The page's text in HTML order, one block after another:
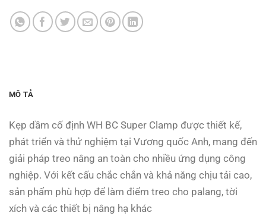
MÔ TẢ
Kẹp dầm cố định WH BC Super Clamp được thiết kế,
phát triển và thử nghiệm tại Vương quốc Anh, mang đến
giải pháp treo nâng an toàn cho nhiều ứng dụng công
nghiệp. Với kết cấu chắc chắn và khả năng chịu tải cao,
sản phẩm phù hợp để làm điểm treo cho palang, tời
xích và các thiết bị nâng hạ khác